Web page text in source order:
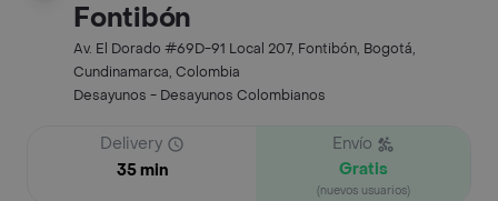
Fontibón
Av. El Dorado #69D-91 Local 207, Fontibón, Bogotá,
Cundinamarca, Colombia
Desayunos - Desayunos Colombianos
Delivery
35 min
Envío
Gratis
(nuevos usuarios)